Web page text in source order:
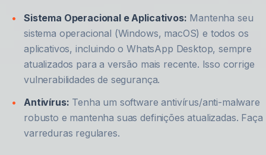
Sistema Operacional e Aplicativos: Mantenha seu
sistema operacional (Windows, macOS) e todos os
aplicativos, incluindo o WhatsApp Desktop, sempre
atualizados para a versão mais recente. Isso corrige
vulnerabilidades de segurança.
Antivírus: Tenha um software antivírus/anti-malware
robusto e mantenha suas definições atualizadas. Faça
varreduras regulares.